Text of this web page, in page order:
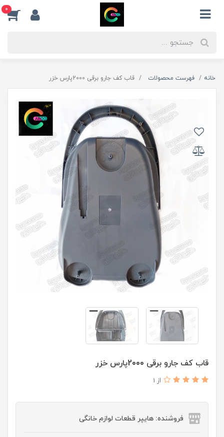
0
خانه فهرست محصولات قاب کف جارو برقی 2000پارس خزر
قاب کف جارو برقی 2000پارس خزر
از 1
فروشنده: هایپر قطعات لوازم خانگی